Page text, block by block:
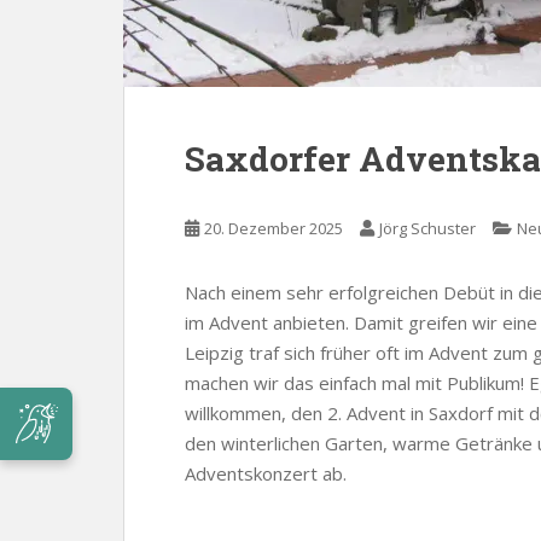
Saxdorfer
20. Dezember 2025 Jörg Schuster
Nach einem sehr erfolgreichen Debüt in
im Advent anbieten. Damit greifen wir
Leipzig traf sich früher oft im Advent zum
machen wir das einfach mal mit Publikum!
willkommen, den 2. Advent in Saxdorf mit
den winterlichen Garten, warme
Adventskonzert ab.